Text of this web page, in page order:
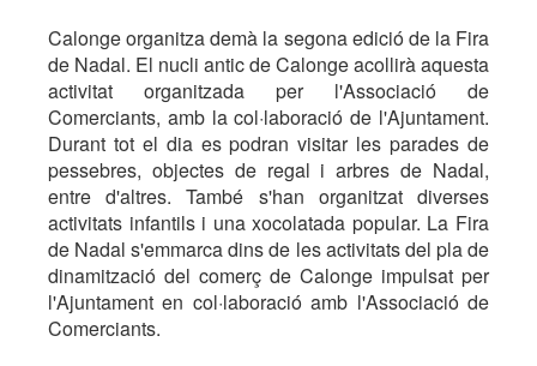
Calonge organitza demà la segona edició de la Fira
de Nadal. El nucli antic de Calonge acollirà aquesta
activitat organitzada per l'Associació de
Comerciants, amb la col·laboració de l'Ajuntament.
Durant tot el dia es podran visitar les parades de
pessebres, objectes de regal i arbres de Nadal,
entre d'altres. També s'han organitzat diverses
activitats infantils i una xocolatada popular. La Fira
de Nadal s'emmarca dins de les activitats del pla de
dinamització del comerç de Calonge impulsat per
l'Ajuntament en col·laboració amb l'Associació de
Comerciants.